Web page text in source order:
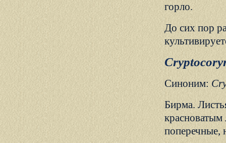
горло.
До сих пор
Синоним:
Бирма.
поперечные,